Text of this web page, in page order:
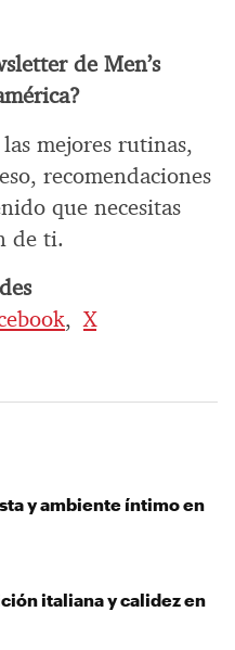
de Men’s
mejores rutinas,
recomendaciones
que necesitas
de ti.
,X
y ambiente íntimo en
italiana y calidez en